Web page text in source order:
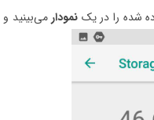
نمودار می‌بینید